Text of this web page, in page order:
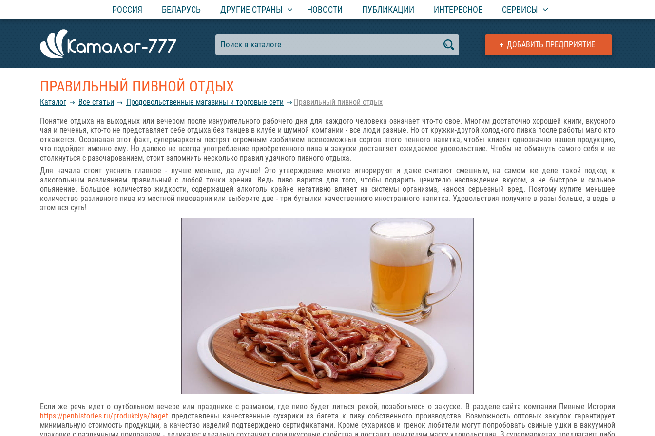
РОССИЯ БЕЛАРУСЬ ДРУГИЕ СТРАНЫ НОВОСТИ ПУБЛИКАЦИИ ИНТЕРЕСНОЕ СЕРВИСЫ
ДОБАВИТЬ ПРЕДПРИЯТИЕ
ПРАВИЛЬНЫЙ ПИВНОЙ ОТДЫХ
Каталог Все статьи Продовольственные магазины и торговые сети Правильный пивной отдых
Понятие отдыха на выходных или вечером после изнурительного рабочего дня для каждого человека означает что-то свое. Многим достаточно хорошей книги, вкусного
чая и печенья, кто-то не представляет себе отдыха без танцев в клубе и шумной компании - все люди разные. Но от кружки-другой холодного пивка после работы мало кто
откажется. Осознавая этот факт, супермаркеты пестрят огромным изобилием всевозможных сортов этого пенного напитка, чтобы клиент однозначно нашел продукцию,
что подойдет именно ему. Но далеко не всегда употребление приобретенного пива и закуски доставляет ожидаемое удовольствие. Чтобы не обмануть самого себя и не
столкнуться с разочарованием, стоит запомнить несколько правил удачного пивного отдыха.
Для начала стоит уяснить главное - лучше меньше, да лучше! Это утверждение многие игнорируют и даже считают смешным, на самом же деле такой подход к
алкогольным возлияниям правильный с любой точки зрения. Ведь пиво варится для того, чтобы подарить ценителю наслаждение вкусом, а не быстрое и сильное
опьянение. Большое количество жидкости, содержащей алкоголь крайне негативно влияет на системы организма, нанося серьезный вред. Поэтому купите меньшее
количество разливного пива из местной пивоварни или выберите две - три бутылки качественного иностранного напитка. Удовольствия получите в разы больше, а ведь в
этом вся суть!
Если же речь идет о футбольном вечере или празднике с размахом, где пиво будет литься рекой, позаботьтесь о закуске. В разделе сайта компании Пивные Истории
https://penhistories.ru/produkciya/baget представлены качественные сухарики из багета к пиву собственного производства. Возможность оптовых закупок гарантирует
минимальную стоимость продукции, а качество изделий подтверждено сертификатами. Кроме сухариков и гренок любители могут попробовать свиные ушки в вакуумной